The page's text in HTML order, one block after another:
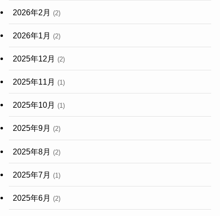
2026年2月 (2)
2026年1月 (2)
2025年12月 (2)
2025年11月 (1)
2025年10月 (1)
2025年9月 (2)
2025年8月 (2)
2025年7月 (1)
2025年6月 (2)